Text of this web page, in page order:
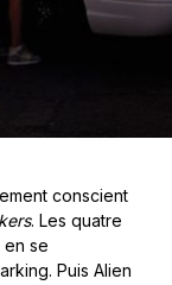
conscient
. Les quatre
en se
Puis Alien